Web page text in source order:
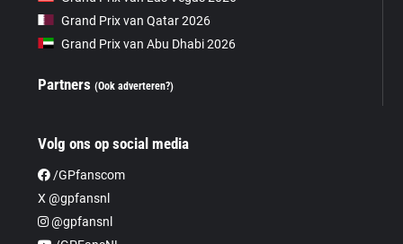
Grand Prix van Qatar 2026
Grand Prix van Abu Dhabi 2026
Partners(Ook adverteren?)
Volg ons op social media
/GPfanscom
X @gpfansnl
@gpfansnl